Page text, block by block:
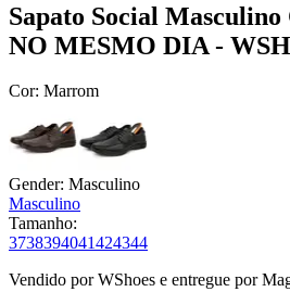
Sapato Social
NO MESMO DIA -
Cor: Marrom
Gender: Masculino
Masculino
Tamanho:
3738394041424344
Vendido porWShoes e entregue por